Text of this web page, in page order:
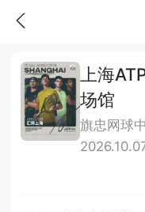
上海
场馆
旗忠网球